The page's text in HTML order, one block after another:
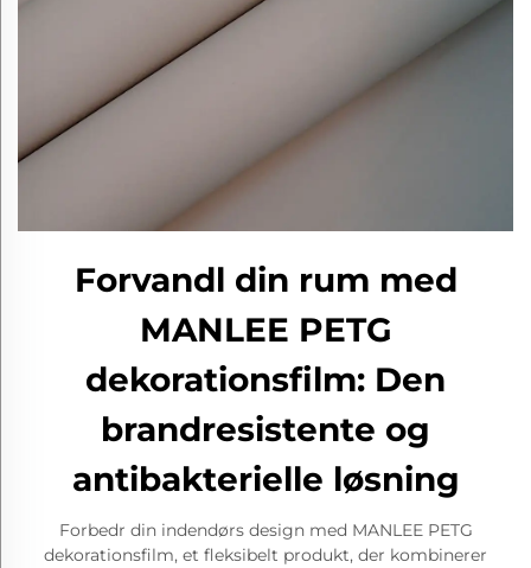
Forvandl din rum med
MANLEE PETG
dekorationsfilm: Den
brandresistente og
antibakterielle løsning
Forbedr din indendørs design med MANLEE PETG
dekorationsfilm, et fleksibelt produkt, der kombinerer